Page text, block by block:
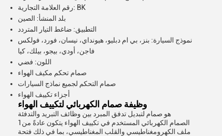
رقم العلامة التجارية: BK
بلد المنشأ: الصين
التطبيق: ضاغط التيار المتردد
نموذج السيارة: بنز، بي ام دبليو، هيونداي، نيسان، فورد، فولكس
فاجن، أودي، بيجو، بيلك، كيا
اللون: فضي
صمام تحكم مكيف الهواء
صمام التحكم لجميع نماذج السيارات
أجزاء تكييف الهواء
وظيفة صمام الكهربائي لتكييف الهواء
هو صمام لتبديل تدفق المبرد بين وظائف التبريد والتدفئة
1الصمام الكهربائي المستخدم في تكييف الهواء يتكون عادةً من
ملف الكهرومغناطيسي والقلب المغناطيسي، بما في ذلك فتحة